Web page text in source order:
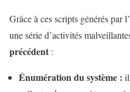
Grâce à ces scripts générés
une série d’activités
précédent :
Énumération du système :